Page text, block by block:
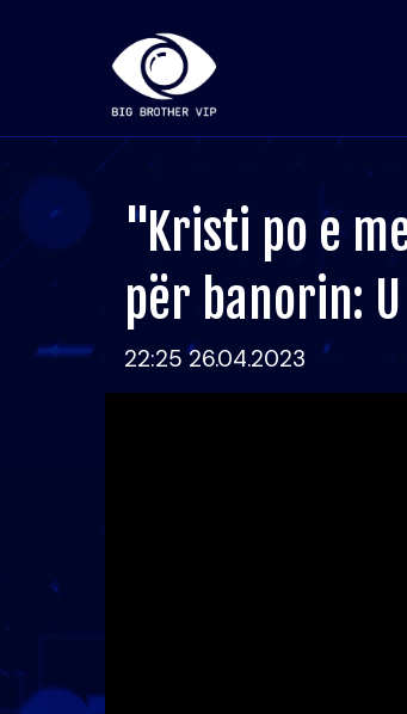
"Kristi po e
për banorin:
22:25 26.04.2023